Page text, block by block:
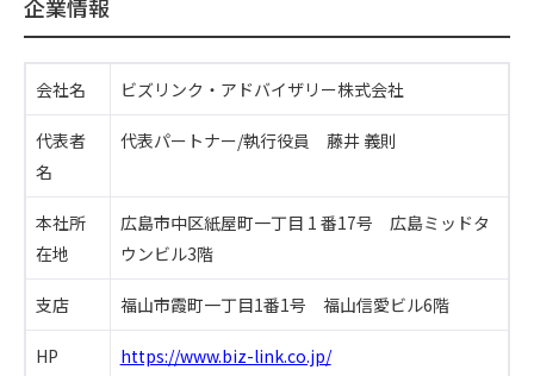
企業情報
会社名 ビズリンク・アドバイザリー株式会社
代表者
名
代表パートナー/執行役員 藤井 義則
本社所
在地
広島市中区紙屋町一丁目 1 番17号 広島ミッドタ
ウンビル3階
支店 福山市霞町一丁目1番1号 福山信愛ビル6階
HP
https://www.biz-link.co.jp/